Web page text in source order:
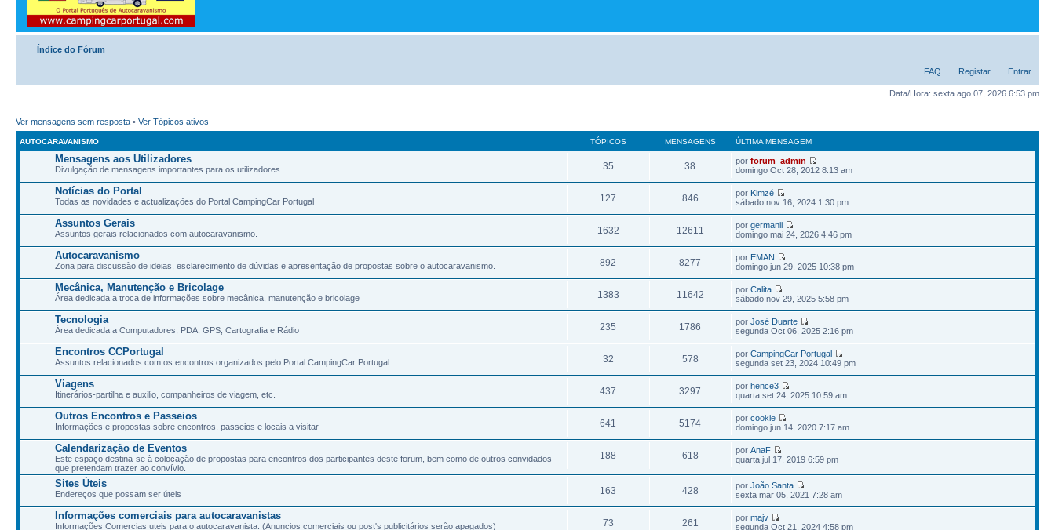
Índice do Fórum
FAQ Registar Entrar
Data/Hora: sexta ago 07, 2026 6:53 pm
Ver mensagens sem resposta • Ver Tópicos ativos
AUTOCARAVANISMO TÓPICOS MENSAGENS ÚLTIMA MENSAGEM
Mensagens aos Utilizadores
Divulgação de mensagens importantes para os utilizadores 35 38 porforum_admin
domingo Oct 28, 2012 8:13 am
Notícias do Portal
Todas as novidades e actualizações do Portal CampingCar Portugal 127 846 por Kimzé
sábado nov 16, 2024 1:30 pm
Assuntos Gerais
Assuntos gerais relacionados com autocaravanismo. 1632 12611 porgermanii
domingo mai 24, 2026 4:46 pm
Autocaravanismo
Zona para discussão de ideias, esclarecimento de dúvidas e apresentação de propostas sobre o autocaravanismo. 892 8277 por EMAN
domingo jun 29, 2025 10:38 pm
Mecânica, Manutenção e Bricolage
Área dedicada a troca de informações sobre mecânica, manutenção e bricolage 1383 11642 porCalita
sábado nov 29, 2025 5:58 pm
Tecnologia
Área dedicada a Computadores, PDA, GPS, Cartografia e Rádio 235 1786 porJosé Duarte
segunda Oct 06, 2025 2:16 pm
Encontros CCPortugal
Assuntos relacionados com os encontros organizados pelo Portal CampingCar Portugal 32 578 porCampingCar Portugal
segunda set 23, 2024 10:49 pm
Viagens
Itinerários-partilha e auxilio, companheiros de viagem, etc. 437 3297 porhence3
quarta set 24, 2025 10:59 am
Outros Encontros e Passeios
Informações e propostas sobre encontros, passeios e locais a visitar 641 5174 porcookie
domingo jun 14, 2020 7:17 am
Calendarização de Eventos
Este espaço destina-se à colocação de propostas para encontros dos participantes deste forum, bem como de outros convidados
que pretendam trazer ao convívio.
188 618 porAnaF
quarta jul 17, 2019 6:59 pm
Sites Úteis
Endereços que possam ser úteis 163 428 porJoão Santa
sexta mar 05, 2021 7:28 am
Informações comerciais para autocaravanistas
Informações Comercias uteis para o autocaravanista. (Anuncios comerciais ou post's publicitários serão apagados) 73 261 pormajv
segunda Oct 21, 2024 4:58 pm